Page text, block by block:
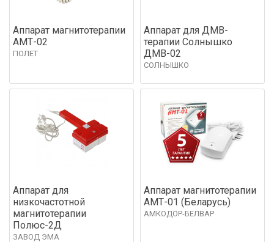
Аппарат магнитотерапии
АМТ-02
ПОЛЕТ
Аппарат для ДМВ-
терапии Солнышко
ДМВ-02
СОЛНЫШКО
Аппарат для
низкочастотной
магнитотерапии
Полюс-2Д
ЗАВОД ЭМА
Аппарат магнитотерапии
АМТ-01 (Беларусь)
АМКОДОР-БЕЛВАР